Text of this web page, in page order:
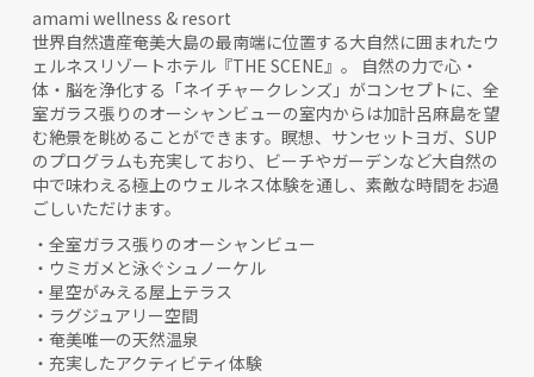
amami wellness & resort
世界自然遺産奄美大島の最南端に位置する大自然に囲まれたウ
ェルネスリゾートホテル『THE SCENE』。 自然の力で心・
体・脳を浄化する「ネイチャークレンズ」がコンセプトに、全
室ガラス張りのオーシャンビューの室内からは加計呂麻島を望
む絶景を眺めることができます。瞑想、サンセットヨガ、SUP
のプログラムも充実しており、ビーチやガーデンなど大自然の
中で味わえる極上のウェルネス体験を通し、素敵な時間をお過
ごしいただけます。
・全室ガラス張りのオーシャンビュー
・ウミガメと泳ぐシュノーケル
・星空がみえる屋上テラス
・ラグジュアリー空間
・奄美唯一の天然温泉
・充実したアクティビティ体験